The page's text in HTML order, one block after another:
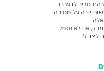
סביר לדעתנו
יורה על מסירה
אלה
זו, אנו לא נספק
לצד ג'.